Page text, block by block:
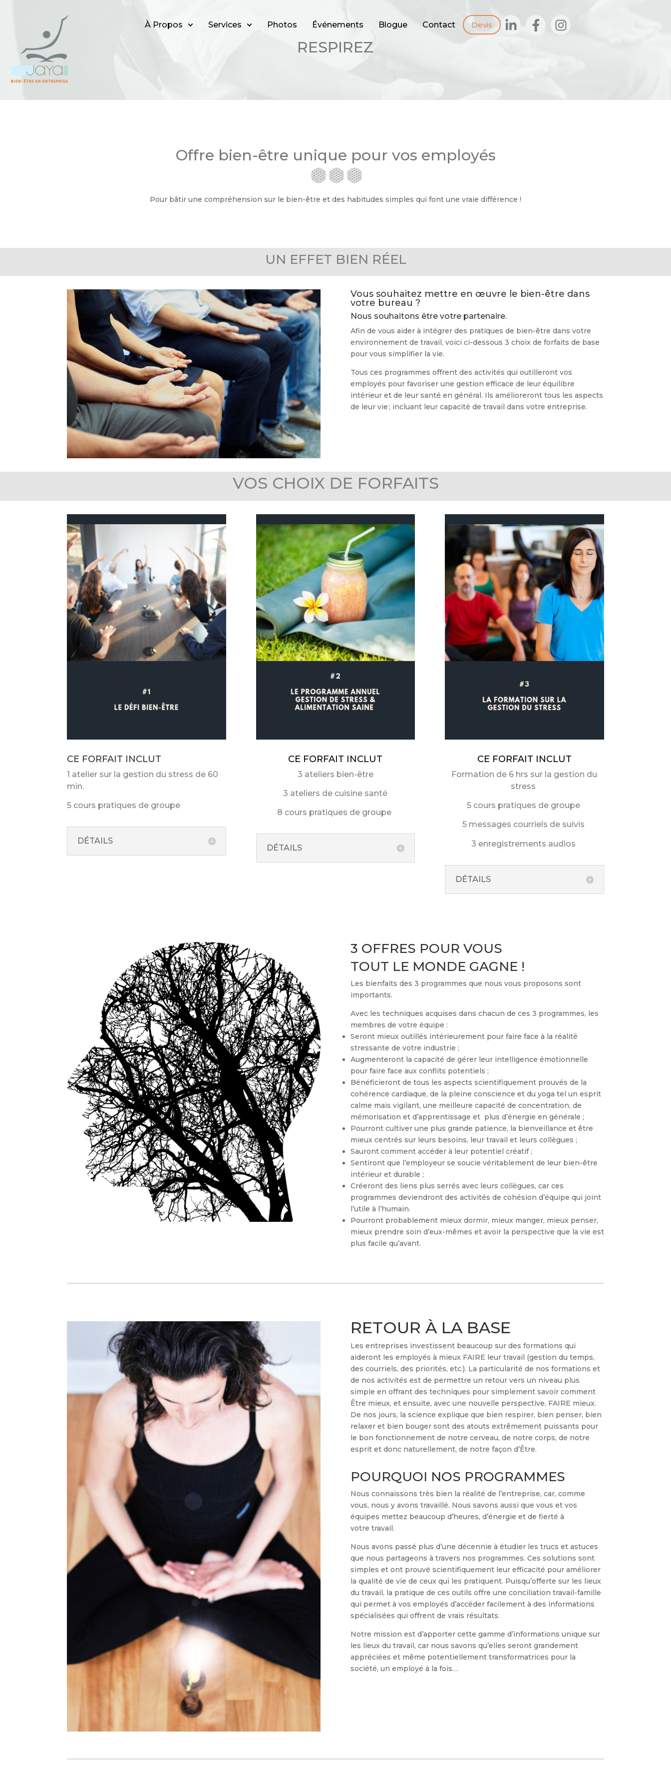
À Propos Services Photos Événements Blogue Contact Devis
RESPIREZ
Offre bien-être unique pour vos employés
Pour bâtir une compréhension sur le bien-être et des habitudes simples qui font une vraie différence !
UN EFFET BIEN RÉEL
Vous souhaitez mettre en œuvre le bien-être dans
votre bureau ?
Nous souhaitons être votre partenaire.
Afin de vous aider à intégrer des pratiques de bien-être dans votre
environnement de travail, voici ci-dessous 3 choix de forfaits de base
pour vous simplifier la vie.
Tous ces programmes offrent des activités qui outilleront vos
employés pour favoriser une gestion efficace de leur équilibre
intérieur et de leur santé en général. Ils amélioreront tous les aspects
de leur vie ; incluant leur capacité de travail dans votre entreprise.
VOS CHOIX DE FORFAITS
CE FORFAIT INCLUT
1 atelier sur la gestion du stress de 60
min.
5 cours pratiques de groupe
DÉTAILS
CE FORFAIT INCLUT
3 ateliers bien-être
3 ateliers de cuisine santé
8 cours pratiques de groupe
DÉTAILS
CE FORFAIT INCLUT
Formation de 6 hrs sur la gestion du
stress
5 cours pratiques de groupe
5 messages courriels de suivis
3 enregistrements audios
DÉTAILS
3 OFFRES POUR VOUS
TOUT LE MONDE GAGNE !
Les bienfaits des 3 programmes que nous vous proposons sont
importants.
Avec les techniques acquises dans chacun de ces 3 programmes, les
membres de votre équipe :
Seront mieux outillés intérieurement pour faire face à la réalité
stressante de votre industrie ;
Augmenteront la capacité de gérer leur intelligence émotionnelle
pour faire face aux conflits potentiels ;
Bénéficieront de tous les aspects scientifiquement prouvés de la
cohérence cardiaque, de la pleine conscience et du yoga tel un esprit
calme mais vigilant, une meilleure capacité de concentration, de
mémorisation et d’apprentissage et plus d’énergie en générale ;
Pourront cultiver une plus grande patience, la bienveillance et être
mieux centrés sur leurs besoins, leur travail et leurs collègues ;
Sauront comment accéder à leur potentiel créatif ;
Sentiront que l’employeur se soucie véritablement de leur bien-être
intérieur et durable ;
Créeront des liens plus serrés avec leurs collègues, car ces
programmes deviendront des activités de cohésion d’équipe qui joint
l’utile à l’humain.
Pourront probablement mieux dormir, mieux manger, mieux penser,
mieux prendre soin d’eux-mêmes et avoir la perspective que la vie est
plus facile qu’avant.
RETOUR À LA BASE
Les entreprises investissent beaucoup sur des formations qui
aideront les employés à mieux FAIRE leur travail (gestion du temps,
des courriels, des priorités, etc.). La particularité de nos formations et
de nos activités est de permettre un retour vers un niveau plus
simple en offrant des techniques pour simplement savoir comment
Être mieux, et ensuite, avec une nouvelle perspective, FAIRE mieux.
De nos jours, la science explique que bien respirer, bien penser, bien
relaxer et bien bouger sont des atouts extrêmement puissants pour
le bon fonctionnement de notre cerveau, de notre corps, de notre
esprit et donc naturellement, de notre façon d’Être.
POURQUOI NOS PROGRAMMES
Nous connaissons très bien la réalité de l’entreprise, car, comme
vous, nous y avons travaillé. Nous savons aussi que vous et vos
équipes mettez beaucoup d’heures, d’énergie et de fierté à
votre travail.
Nous avons passé plus d’une décennie à étudier les trucs et astuces
que nous partageons à travers nos programmes. Ces solutions sont
simples et ont prouvé scientifiquement leur efficacité pour améliorer
la qualité de vie de ceux qui les pratiquent. Puisqu’offerte sur les lieux
du travail, la pratique de ces outils offre une conciliation travail-famille
qui permet à vos employés d’accéder facilement à des informations
spécialisées qui offrent de vrais résultats.
Notre mission est d’apporter cette gamme d’informations unique sur
les lieux du travail, car nous savons qu’elles seront grandement
appréciées et même potentiellement transformatrices pour la
société, un employé à la fois…